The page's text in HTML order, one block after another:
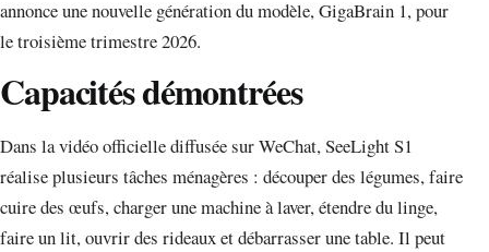
annonce une nouvelle génération du modèle, GigaBrain 1, pour
le troisième trimestre 2026.
Capacités démontrées
Dans la vidéo officielle diffusée sur WeChat, SeeLight S1
réalise plusieurs tâches ménagères : découper des légumes, faire
cuire des œufs, charger une machine à laver, étendre du linge,
faire un lit, ouvrir des rideaux et débarrasser une table. Il peut